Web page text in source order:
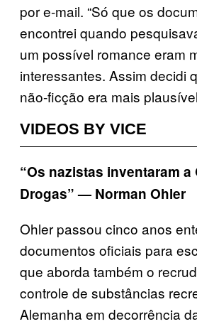
por e-mail. “Só que os
encontrei quando
um possível romance eram
interessantes. Assim decidi
não-ficção era mais
VIDEOS BY VICE
“Os nazistas inventaram a
Drogas” — Norman Ohler
Ohler passou cinco anos
documentos oficiais para
que aborda também o
controle de substâncias
Alemanha em decorrência